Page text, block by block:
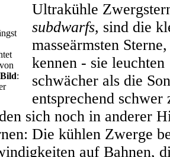
Bild:
Ultrakühle
subdwarfs, sind die
masseärmsten
kennen - sie
schwächer als die
entsprechend
sich noch in anderer
Die kühlen Zwerge
auf Bahnen,